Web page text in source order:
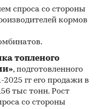
спроса со стороны
кормов
топленого
, подготовленного
2025 гг его продажи в
тыс тонн. Рост
со стороны